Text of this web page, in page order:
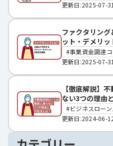
更新日:2025-07-31
ファクタリン
ット・デメリ
事業資金調達
更新日:2025-07-31
【徹底解説】
ない3つの理由
ビジネスロー
更新日:2024-06-